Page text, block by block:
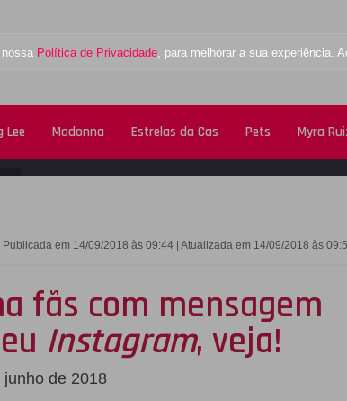
Política de Privacidade, para melhorar a sua experiência.
Lee Madonna Estrelas da Cas Pets Myra
Publicada em 14/09/2018 às 09:44 | Atualizada em 14/09/2018 às
fãs com mensagem
Instagram, veja!
de 2018